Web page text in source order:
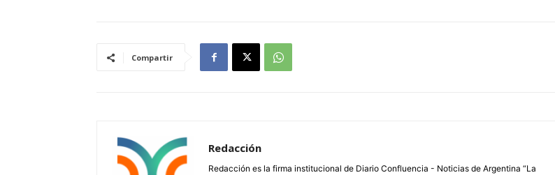
Compartir
Redacción
Redacción es la firma institucional de Diario Confluencia - Noticias de Argentina “La